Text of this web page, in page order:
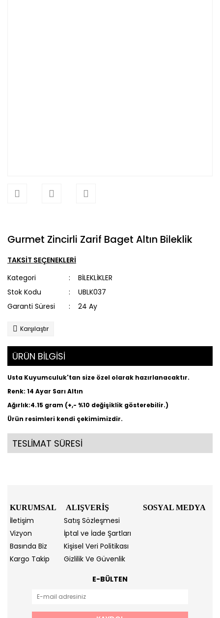
Gurmet Zincirli Zarif Baget Altın Bileklik
TAKSİT SEÇENEKLERİ
Kategori
BİLEKLİKLER
Stok Kodu
UBLK037
Garanti Süresi
24 Ay
Karşılaştır
ÜRÜN BİLGİSİ
Usta Kuyumculuk'tan size özel olarak hazırlanacaktır.
Renk: 14 Ayar Sarı Altın
Ağırlık:4.15 gram (+,- %10 değişiklik gösterebilir.)
Ürün resimleri kendi çekimimizdir.
TESLİMAT SÜRESİ
KURUMSAL ALIŞVERİŞ SOSYAL MEDYA
İletişim
Satış Sözleşmesi
Vizyon
İptal ve İade Şartları
Basında Biz
Kişisel Veri Politikası
Kargo Takip
Gizlilik Ve Güvenlik
E-BÜLTEN